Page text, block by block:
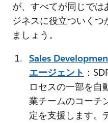
が、すべてが同じで
ジネスに役立ついく
ましょう。
Sales
エージェント ：
ロセスの一部を自
業チームのコーチ
定を支援します。